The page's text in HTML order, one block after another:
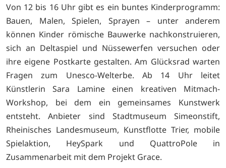
Von 12 bis 16 Uhr gibt es ein buntes Kinderprogramm:
Bauen, Malen, Spielen, Sprayen – unter anderem
können Kinder römische Bauwerke nachkonstruieren,
sich an Deltaspiel und Nüssewerfen versuchen oder
ihre eigene Postkarte gestalten. Am Glücksrad warten
Fragen zum Unesco-Welterbe. Ab 14 Uhr leitet
Künstlerin Sara Lamine einen kreativen Mitmach-
Workshop, bei dem ein gemeinsames Kunstwerk
entsteht. Anbieter sind Stadtmuseum Simeonstift,
Rheinisches Landesmuseum, Kunstflotte Trier, mobile
Spielaktion, HeySpark und QuattroPole in
Zusammenarbeit mit dem Projekt Grace.